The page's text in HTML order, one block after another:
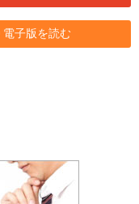
電子版を読む